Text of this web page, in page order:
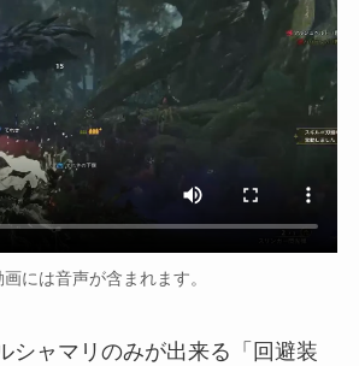
には音声が含まれます。
シャマリのみが出来る「回避装